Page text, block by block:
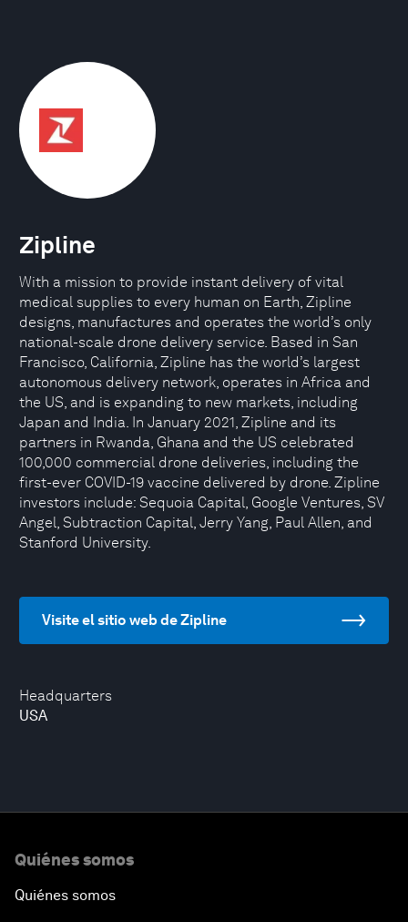
Headquarters
USA
Zipline
With a mission to provide instant delivery of vital
medical supplies to every human on Earth, Zipline
designs, manufactures and operates the world’s only
national-scale drone delivery service. Based in San
Francisco, California, Zipline has the world’s largest
autonomous delivery network, operates in Africa and
the US, and is expanding to new markets, including
Japan and India. In January 2021, Zipline and its
partners in Rwanda, Ghana and the US celebrated
100,000 commercial drone deliveries, including the
first-ever COVID-19 vaccine delivered by drone. Zipline
investors include: Sequoia Capital, Google Ventures, SV
Angel, Subtraction Capital, Jerry Yang, Paul Allen, and
Stanford University.
Visite el sitio web de Zipline
Quiénes somos
Quiénes somos